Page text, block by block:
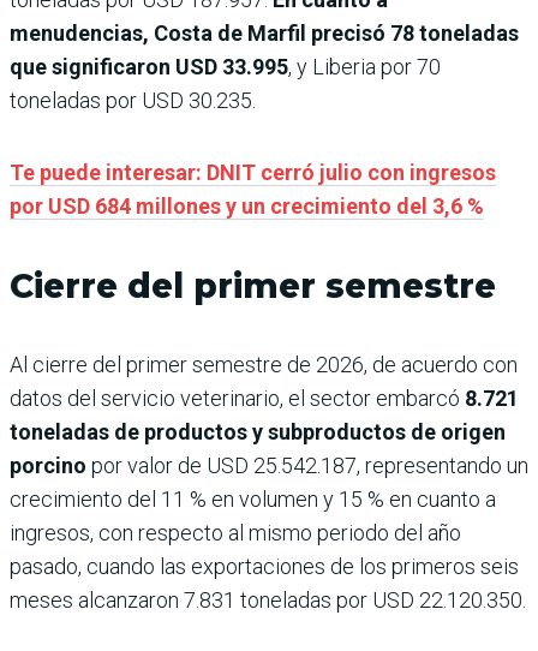
menudencias, Costa de Marfil precisó 78 toneladas
que significaron USD 33.995, y Liberia por 70
toneladas por USD 30.235.
Te puede interesar: DNIT cerró julio con ingresos
por USD 684 millones y un crecimiento del 3,6 %
Cierre del primer semestre
Al cierre del primer semestre de 2026, de acuerdo con
datos del servicio veterinario, el sector embarcó 8.721
toneladas de productos y subproductos de origen
porcino por valor de USD 25.542.187, representando un
crecimiento del 11 % en volumen y 15 % en cuanto a
ingresos, con respecto al mismo periodo del año
pasado, cuando las exportaciones de los primeros seis
meses alcanzaron 7.831 toneladas por USD 22.120.350.